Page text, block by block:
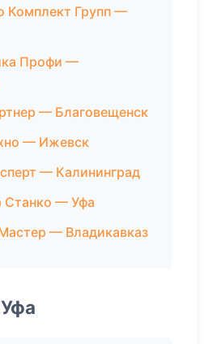
Комплект Групп —
Профи —
— Благовещенск
— Ижевск
— Калининград
Станко — Уфа
— Владикавказ